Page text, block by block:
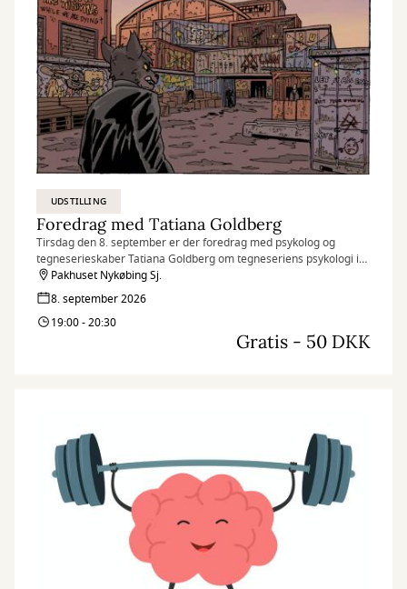
UDSTILLING
Foredrag med Tatiana Goldberg
Tirsdag den 8. september er der foredrag med psykolog og
tegneserieskaber Tatiana Goldberg om tegneseriens psykologi i
Pakhuset.
Pakhuset Nykøbing Sj.
8. september 2026
19:00 - 20:30
Gratis - 50 DKK